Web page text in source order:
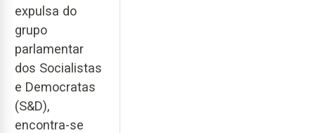
expulsa do
grupo
parlamentar
dos Socialistas
e Democratas
(S&D),
encontra-se